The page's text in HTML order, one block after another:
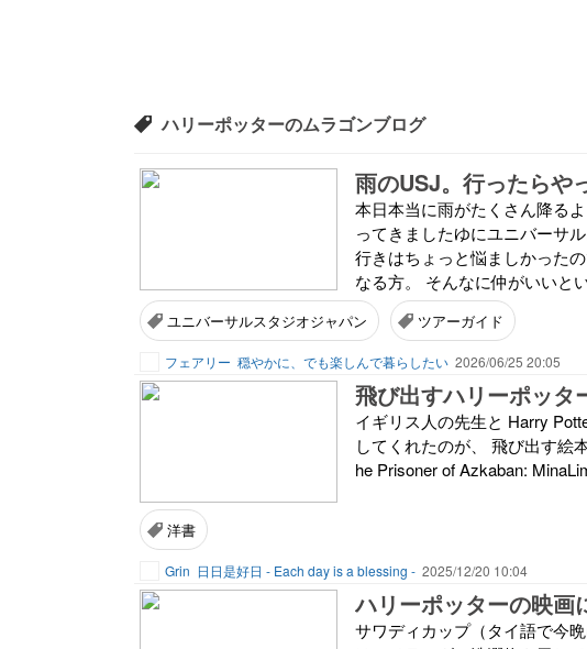
ハリーポッターのムラゴンブログ
雨のUSJ。行ったらや
本日本当に雨がたくさん降る
ってきましたゆにユニバーサ
行きはちょっと悩ましかった
なる方。 そんなに仲がいいと
ユニバーサルスタジオジャパン ツアーガイド
フェアリー 穏やかに、でも楽しんで暮らしたい 2026/06/25 20:05
飛び出すハリーポッタ
イギリス人の先生と Harry
してくれたのが、 飛び出す絵
he Prisoner of Azkaban:
洋書
Grin 日日是好日 - Each day is a blessing - 2025/12/20 10:04
ハリーポッターの映画
サワディカップ（タイ語で今